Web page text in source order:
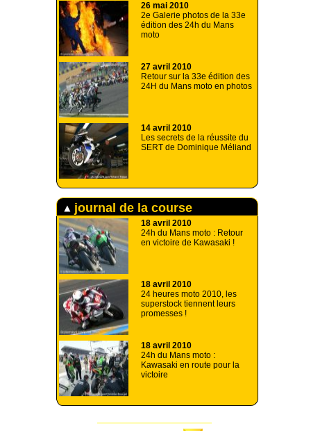
26 mai 2010
2e Galerie photos de la 33e
édition des 24h du Mans
moto
27 avril 2010
Retour sur la 33e édition des
24H du Mans moto en photos
14 avril 2010
Les secrets de la réussite du
SERT de Dominique Méliand
journal de la course
18 avril 2010
24h du Mans moto : Retour
en victoire de Kawasaki !
18 avril 2010
24 heures moto 2010, les
superstock tiennent leurs
promesses !
18 avril 2010
24h du Mans moto :
Kawasaki en route pour la
victoire